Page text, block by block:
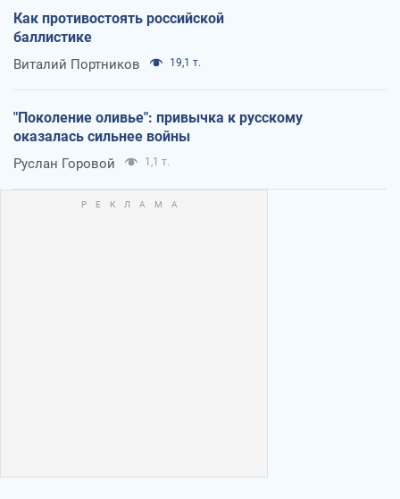
Как противостоять российской
баллистике
Виталий Портников 19,1 т.
"Поколение оливье": привычка к русскому
оказалась сильнее войны
Руслан Горовой 1,1 т.